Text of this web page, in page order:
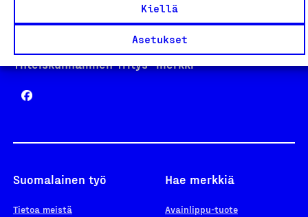
Kiellä
Asetukset
Yhteiskunnallinen Yritys -merkki
Suomalainen työ
Tietoa meistä
Hae merkkiä
Avainlippu-tuote